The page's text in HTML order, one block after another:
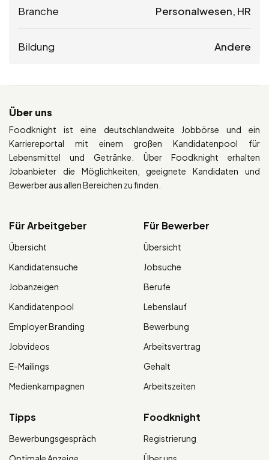
Branche Personalwesen, HR
Bildung Andere
Über uns
Foodknight ist eine deutschlandweite Jobbörse und ein
Karriereportal mit einem großen Kandidatenpool für
Lebensmittel und Getränke. Über Foodknight erhalten
Jobanbieter die Möglichkeiten, geeignete Kandidaten und
Bewerber aus allen Bereichen zu finden.
Für Arbeitgeber
Übersicht
Kandidatensuche
Jobanzeigen
Kandidatenpool
Employer Branding
Jobvideos
E-Mailings
Medienkampagnen
Für Bewerber
Übersicht
Jobsuche
Berufe
Lebenslauf
Bewerbung
Arbeitsvertrag
Gehalt
Arbeitszeiten
Tipps
Bewerbungsgespräch
Foodknight
Registrierung